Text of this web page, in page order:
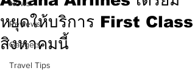
News
Reviews
Gadgets
Travel Tips
หยุดให้บริการ First Class
สิงหาคมนี้